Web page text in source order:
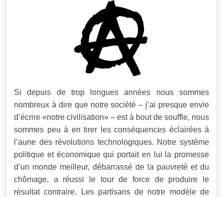
Si depuis de trop longues années nous sommes
nombreux à dire que notre société – j’ai presque envie
d’écrire «notre civilisation» – est à bout de souffle, nous
sommes peu à en tirer les conséquences éclairées à
l’aune des révolutions technologiques. Notre système
politique et économique qui portait en lui la promesse
d’un monde meilleur, débarrassé de la pauvreté et du
chômage, a réussi le tour de force de produire le
résultat contraire. Les partisans de notre modèle de